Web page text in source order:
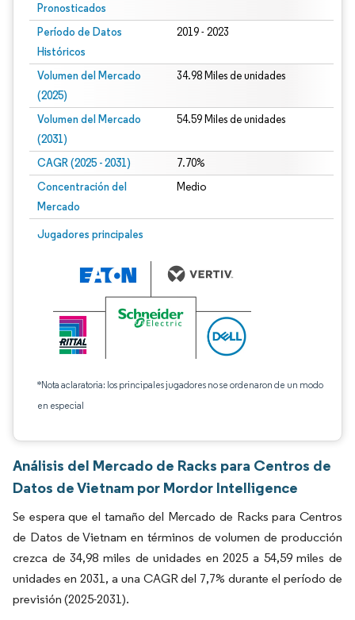
Pronosticados
Período de Datos
Históricos
2019 - 2023
Volumen del Mercado
(2025)
34.98 Miles de unidades
Volumen del Mercado
(2031)
54.59 Miles de unidades
CAGR (2025 - 2031) 7.70%
Concentración del
Mercado
Medio
Jugadores principales
*Nota aclaratoria: los principales jugadores no se ordenaron de un modo
en especial
Análisis del Mercado de Racks para Centros de
Datos de Vietnam por Mordor Intelligence
Se espera que el tamaño del Mercado de Racks para Centros
de Datos de Vietnam en términos de volumen de producción
crezca de 34,98 miles de unidades en 2025 a 54,59 miles de
unidades en 2031, a una CAGR del 7,7% durante el período de
previsión (2025-2031).